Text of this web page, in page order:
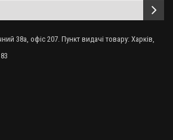
38а, офіс 207. Пункт видачі товару: Харків,